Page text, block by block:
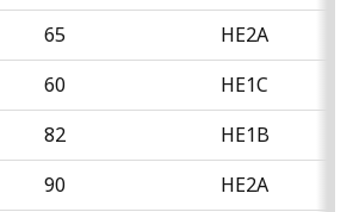
65
HE2A
60
HE1C
82
HE1B
90
HE2A